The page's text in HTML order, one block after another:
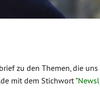
zu den Themen, die
mit dem Stichwort "